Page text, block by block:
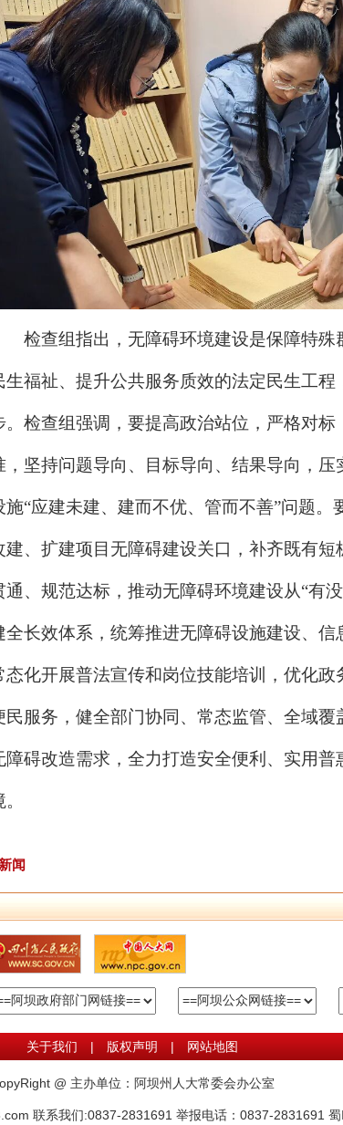
检查组指出，无障碍环境建设是保障特
生福祉、提升公共服务质效的法定民生工
。检查组强调 ，要提高政治站位，严格对
，坚持问题导向、目标导向、结果导向，
施“应建未建、建而不优、管而不善”问题。
建、扩建项目无障碍建设关口，补齐既有
通、规范达标，推动无障碍环境建设从“有
全长效体系，统筹推进无障碍设施建设、信
态化开展普法宣传和岗位技能培训，优化
民服务，健全部门协同、常态监管、全域
障碍改造需求，全力打造安全便利、实用
闻
关于我们 | 版权声明 | 网站地图
@ 主办单位：阿坝州人大常委会办公室
联系我们:0837-2831691 举报电话：0837-2831691